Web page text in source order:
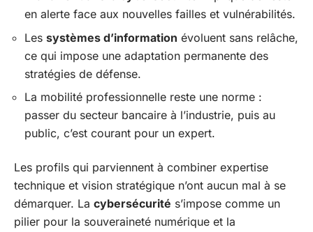
en alerte face aux nouvelles failles et vulnérabilités.
Les systèmes d’information évoluent sans relâche,
ce qui impose une adaptation permanente des
stratégies de défense.
La mobilité professionnelle reste une norme :
passer du secteur bancaire à l’industrie, puis au
public, c’est courant pour un expert.
Les profils qui parviennent à combiner expertise
technique et vision stratégique n’ont aucun mal à se
démarquer. La cybersécurité s’impose comme un
pilier pour la souveraineté numérique et la